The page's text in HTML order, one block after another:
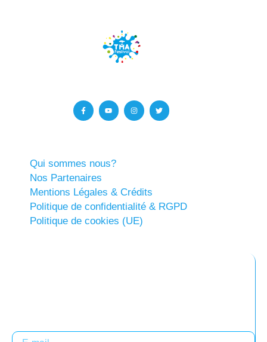
Qui sommes nous?
Nos Partenaires
Mentions Légales & Crédits
Politique de confidentialité & RGPD
Politique de cookies (UE)